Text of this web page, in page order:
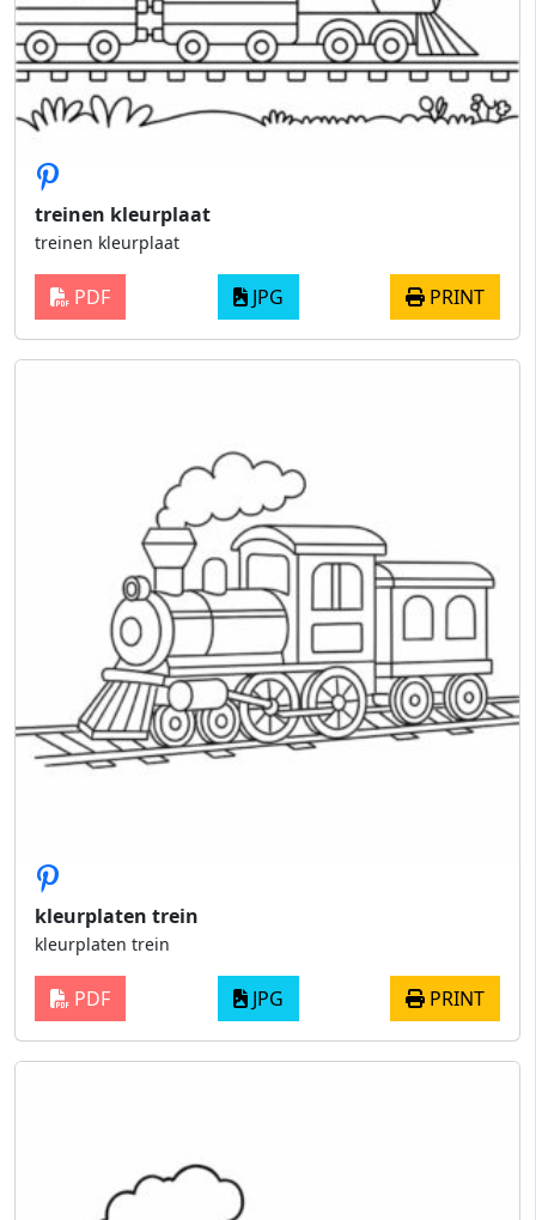
treinen kleurplaat
treinen kleurplaat
PDF JPG PRINT
kleurplaten trein
kleurplaten trein
PDF JPG PRINT